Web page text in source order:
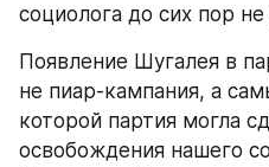
социолога до сих пор не
Появление Шугалея в
не пиар-кампания, а
которой партия могла
освобождения нашего